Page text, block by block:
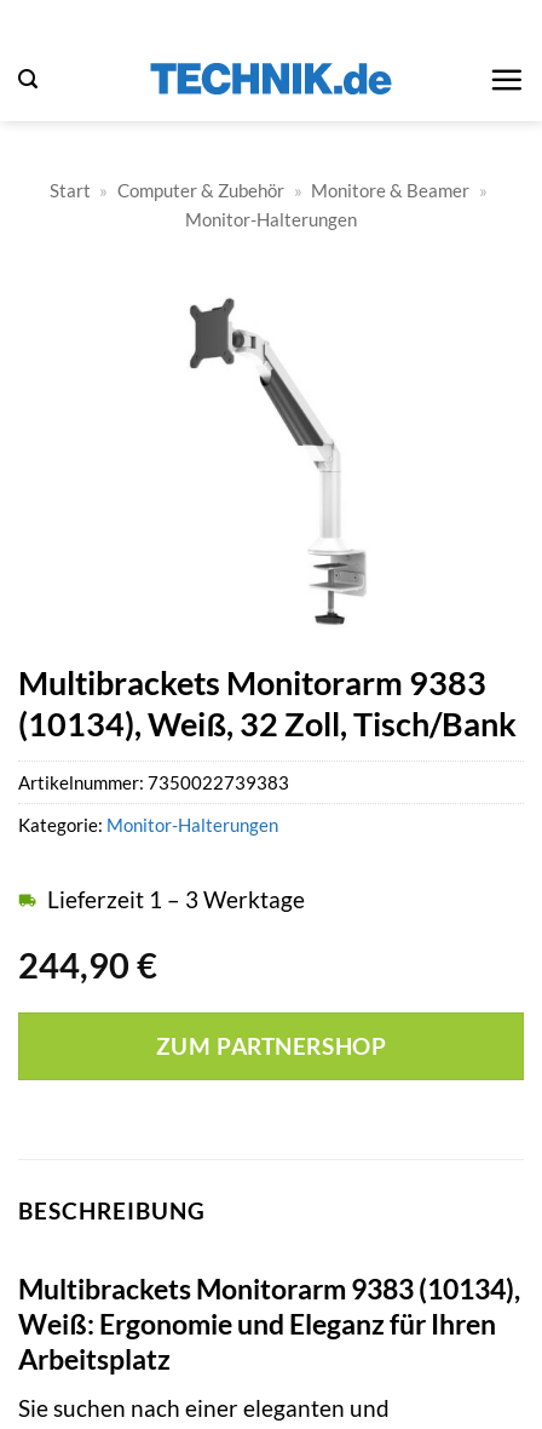
springen
Start » Computer & Zubehör » Monitore & Beamer »
Monitor-Halterungen
Multibrackets Monitorarm 9383
(10134), Weiß, 32 Zoll, Tisch/Bank
244,90 €
Lieferzeit 1 – 3 Werktage
ZUM PARTNERSHOP
Artikelnummer: 7350022739383
Kategorie: Monitor-Halterungen
BESCHREIBUNG
Multibrackets Monitorarm 9383 (10134),
Weiß: Ergonomie und Eleganz für Ihren
Arbeitsplatz
Sie suchen nach einer eleganten und